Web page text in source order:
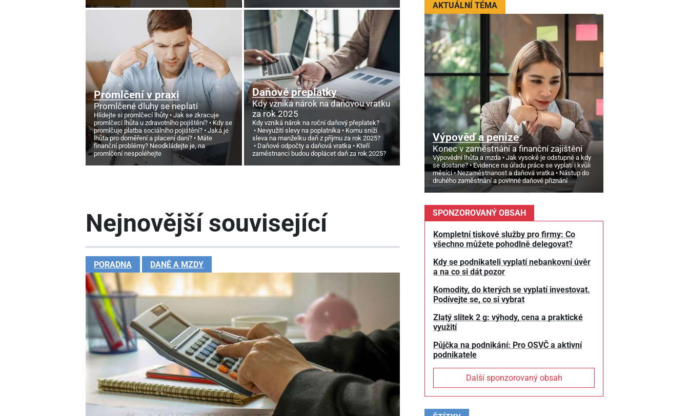
Promlčení v praxi
Promlčené dluhy se neplatí
Hlídejte si promlčecí lhůty
Jak se zkracuje
promlčecí lhůta u zdravotního pojištění?
Kdy se
promlčuje platba sociálního pojištění?
Jaká je
lhůta pro doměření a placení daní?
Máte
finanční problémy? Neodkládejte je, na
promlčení nespoléhejte
Daňové přeplatky
Kdy vzniká nárok na daňovou vratku
za rok 2025
Kdy vzniká nárok na roční daňový přeplatek?
Nevyužití slevy na poplatníka
Komu sníží
sleva na manželku daň z příjmu za rok 2025?
Daňové odpočty a daňová vratka
Kteří
zaměstnanci budou doplácet daň za rok 2025?
Nejnovější související
PORADNA DANĚ A MZDY
AKTUÁLNÍ TÉMA
Výpověď a peníze
Konec v zaměstnání a finanční zajištění
Výpovědní lhůta a mzda
Jak vysoké je odstupné a kdy
se dostane?
Evidence na úřadu práce se vyplatí i kvůli
měsíci
Nezaměstnanost a daňová vratka
Nástup do
druhého zaměstnání a povinné daňové přiznání
SPONZOROVANÝ OBSAH
Kompletní tiskové služby pro firmy: Co
všechno můžete pohodlně delegovat?
Kdy se podnikateli vyplatí nebankovní úvěr
a na co si dát pozor
Komodity, do kterých se vyplatí investovat.
Podívejte se, co si vybrat
Zlatý slitek 2 g: výhody, cena a praktické
využití
Půjčka na podnikání: Pro OSVČ a aktivní
podnikatele
Další sponzorovaný obsah